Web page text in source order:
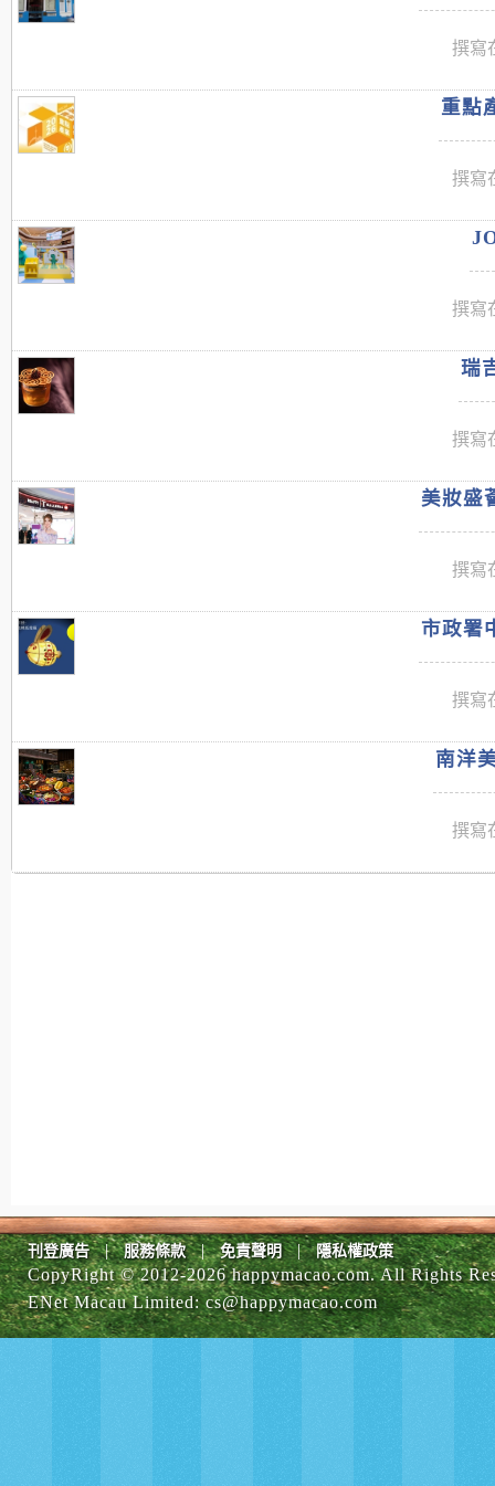
撰寫
重點
撰寫
撰寫
瑞
撰寫
美妝盛
撰寫
市政署
撰寫
南洋
撰寫
刊登廣告 | 服務條款 | 免責聲明 | 隱私權政策
CopyRight © 2012-2026 happymacao.com. All Rights
ENet Macau Limited:cs@happymacao.com